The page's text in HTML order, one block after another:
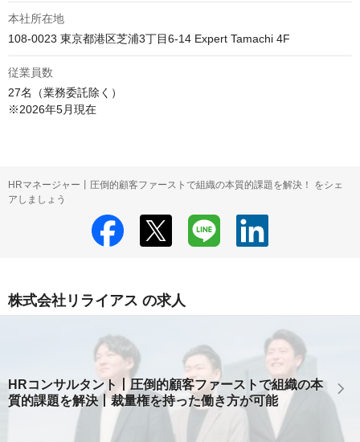
本社所在地
108-0023 東京都港区芝浦3丁目6-14 Expert Tamachi 4F
従業員数
27名（業務委託除く）
※2026年5月現在
HRマネージャー丨圧倒的顧客ファーストで組織の本質的課題を解決！ をシェ
アしましょう
株式会社リライアス の求人
HRコンサルタント丨圧倒的顧客ファーストで組織の本
質的課題を解決丨裁量権を持った働き方が可能